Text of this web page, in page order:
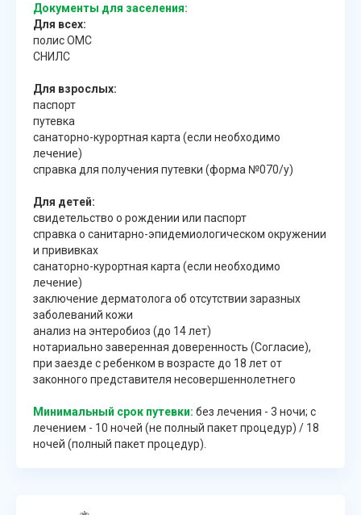
Документы для заселения:
Для всех:
полис ОМС
СНИЛС
Для взрослых:
паспорт
путевка
санаторно-курортная карта (если необходимо
лечение)
справка для получения путевки (форма №070/y)
Для детей:
свидетельство о рождении или паспорт
справка о санитарно-эпидемиологическом окружении
и прививках
санаторно-курортная карта (если необходимо
лечение)
заключение дерматолога об отсутствии заразных
заболеваний кожи
анализ на энтеробиоз (до 14 лет)
нотариально заверенная доверенность (Согласие),
при заезде с ребенком в возрасте до 18 лет от
законного представителя несовершеннолетнего
Минимальный срок путевки: без лечения - 3 ночи; с
лечением - 10 ночей (не полный пакет процедур) / 18
ночей (полный пакет процедур).